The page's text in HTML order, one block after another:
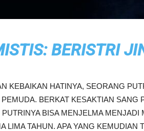
BERISTRI
KEBAIKAN HATINYA, SEORANG
BERKAT KESAKTIAN SANG
BISA MENJELMA MENJADI
LIMA TAHUN. APA YANG KEMUDIAN